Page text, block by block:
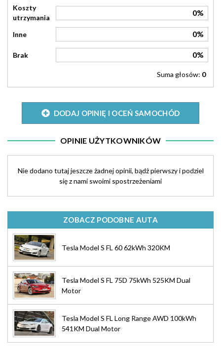
Koszty
utrzymania
0%
Inne 0%
Brak 0%
Suma głosów: 0
DODAJ OPINIĘ I OCEŃ SAMOCHÓD
OPINIE UŻYTKOWNIKÓW
Nie dodano tutaj jeszcze żadnej opinii, bądż pierwszy i podziel
się z nami swoimi spostrzeżeniami
ZOBACZ PODOBNE AUTA
Tesla Model S FL 60 62kWh 320KM
Tesla Model S FL 75D 75kWh 525KM Dual
Motor
Tesla Model S FL Long Range AWD 100kWh
541KM Dual Motor